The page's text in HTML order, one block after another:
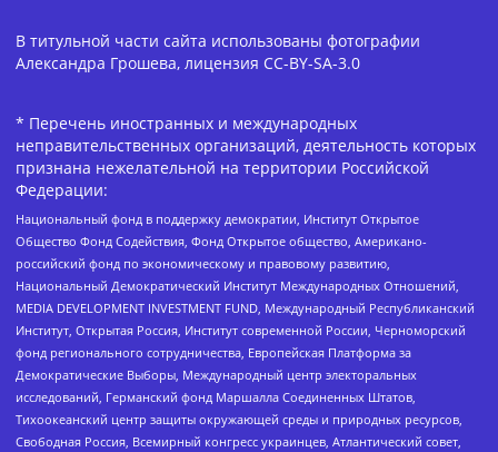
В титульной части сайта использованы фотографии
Александра Грошева, лицензия CC-BY-SA-3.0
* Перечень иностранных и международных
неправительственных организаций, деятельность которых
признана нежелательной на территории Российской
Федерации:
Национальный фонд в поддержку демократии, Институт Открытое
Общество Фонд Содействия, Фонд Открытое общество, Американо-
российский фонд по экономическому и правовому развитию,
Национальный Демократический Институт Международных Отношений,
MEDIA DEVELOPMENT INVESTMENT FUND, Международный Республиканский
Институт, Открытая Россия, Институт современной России, Черноморский
фонд регионального сотрудничества, Европейская Платформа за
Демократические Выборы, Международный центр электоральных
исследований, Германский фонд Маршалла Соединенных Штатов,
Тихоокеанский центр защиты окружающей среды и природных ресурсов,
Свободная Россия, Всемирный конгресс украинцев, Атлантический совет,